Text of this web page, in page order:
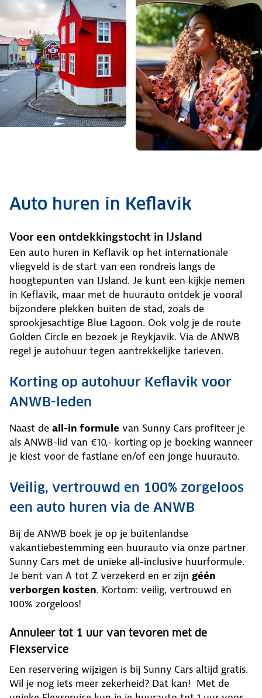
Auto huren in Keflavik
Voor een ontdekkingstocht in IJsland
Een auto huren in Keflavik op het internationale
vliegveld is de start van een rondreis langs de
hoogtepunten van IJsland. Je kunt een kijkje nemen
in Keflavik, maar met de huurauto ontdek je vooral
bijzondere plekken buiten de stad, zoals de
sprookjesachtige Blue Lagoon. Ook volg je de route
Golden Circle en bezoek je Reykjavik. Via de ANWB
regel je autohuur tegen aantrekkelijke tarieven.
Korting op autohuur Keflavik voor
ANWB-leden
Naast de all-in formule van Sunny Cars profiteer je
als ANWB-lid van €10,- korting op je boeking wanneer
je kiest voor de fastlane en/of een jonge huurauto.
Veilig, vertrouwd en 100% zorgeloos
een auto huren via de ANWB
Bij de ANWB boek je op je buitenlandse
vakantiebestemming een huurauto via onze partner
Sunny Cars met de unieke all-inclusive huurformule.
Je bent van A tot Z verzekerd en er zijn géén
verborgen kosten. Kortom: veilig, vertrouwd en
100% zorgeloos!
Annuleer tot 1 uur van tevoren met de
Flexservice
Een reservering wijzigen is bij Sunny Cars altijd gratis.
Wil je nog iets meer zekerheid? Dat kan! Met de